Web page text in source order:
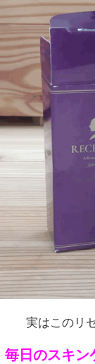
実はこのリ
毎日のスキン